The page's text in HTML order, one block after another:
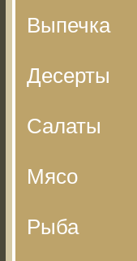
Выпечка
Десерты
Салаты
Мясо
Рыба